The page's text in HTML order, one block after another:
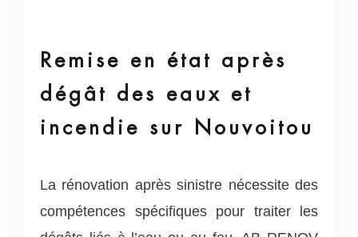
Remise en état après
dégât des eaux et
incendie sur Nouvoitou
La rénovation après sinistre nécessite des
compétences spécifiques pour traiter les